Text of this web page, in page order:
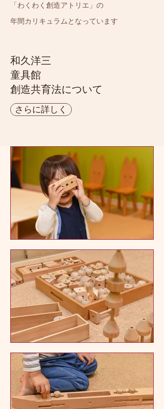
「わくわく創造アトリエ」の
年間カリキュラムとなっています
和久洋三
童具館
創造共育法について
さらに詳しく